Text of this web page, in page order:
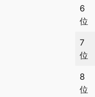
6
位
7
位
8
位